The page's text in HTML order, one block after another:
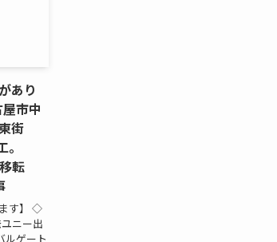
あり
市中
街
転
す】 ◇
ニー出
ルゲート